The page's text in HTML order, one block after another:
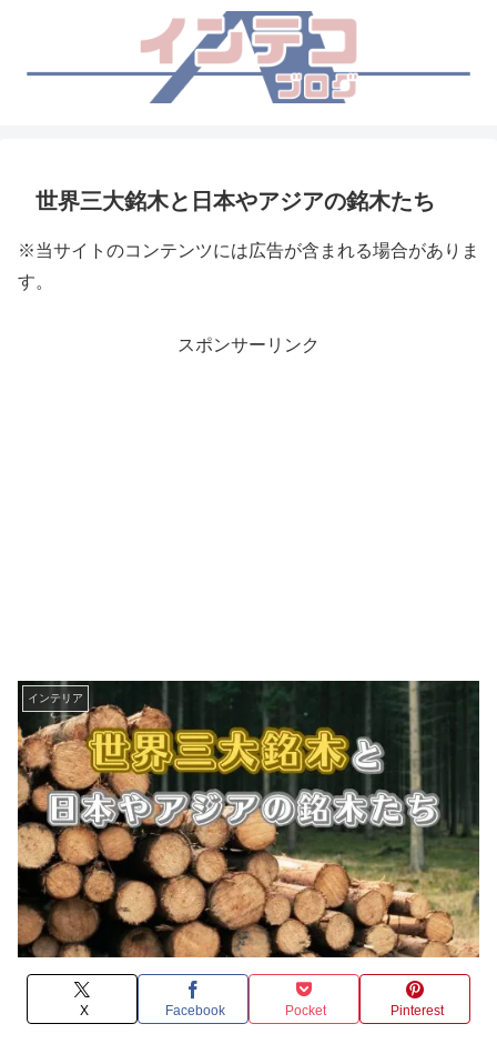
世界三大銘木と日本やアジアの銘木たち
※当サイトのコンテンツには広告が含まれる場合がありま
す。
スポンサーリンク
インテリア
X Facebook Pocket Pinterest